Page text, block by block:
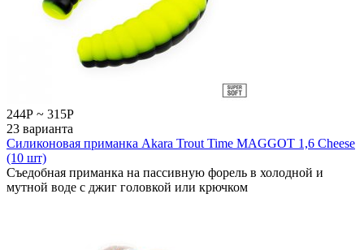
244Р ~ 315Р
23 варианта
Силиконовая приманка Akara Trout Time MAGGOT 1,6 Cheese
(10 шт)
Съедобная приманка на пассивную форель в холодной и
мутной воде с джиг головкой или крючком